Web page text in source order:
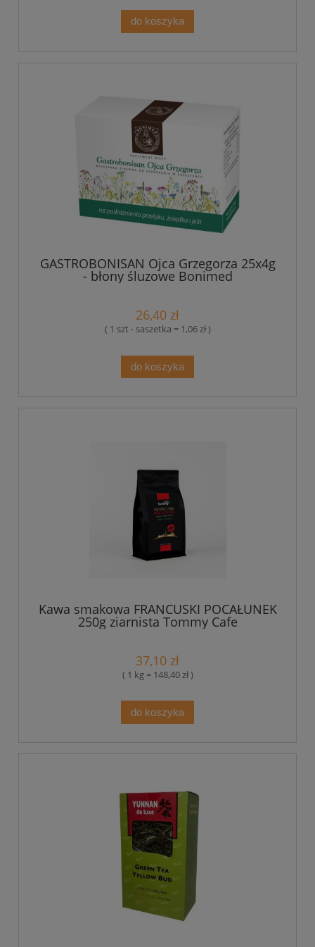
do koszyka
GASTROBONISAN Ojca Grzegorza 25x4g
- błony śluzowe Bonimed
26,40 zł
( 1 szt - saszetka = 1,06 zł )
do koszyka
Kawa smakowa FRANCUSKI POCAŁUNEK
250g ziarnista Tommy Cafe
37,10 zł
( 1 kg = 148,40 zł )
do koszyka